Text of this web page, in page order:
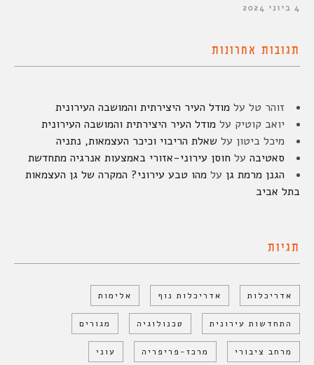
4 ביוני 2024
תגובות אחרונות
זוהר טל על מודל העיר היצירתית והמושבה העירונית
יואב קוטיק על מודל העיר היצירתית והמושבה העירונית
מיכל ביטון על שאלת הריבוי וכיכר העצמאות, נתניה
סאטיבה על חוסן עירוני-אזורי באמצעות אנרגיה מתחדשת
הגנן מרמת גן על מהו טבע עירוני? המקרה של גן העצמאות
בתל אביב
תגיות
אדריכלות אדריכלות נוף אלימות
התחדשות עירונית טכנולוגיה מגורים
מרחב ציבורי מרכז-פריפריה עוני